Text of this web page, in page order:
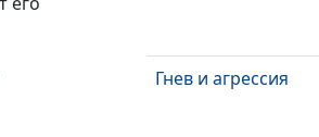
Гнев и агрессия